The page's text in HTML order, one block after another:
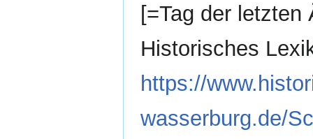
[=Tag der
Historisches
https://
wasserburg.de/